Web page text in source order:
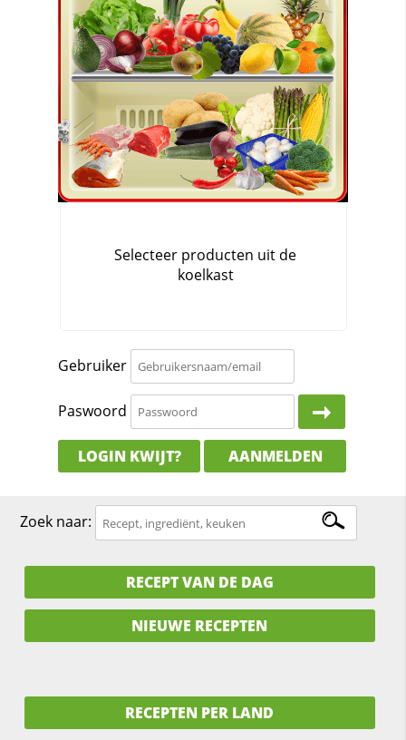
Gebruiker
Paswoord
LOGIN KWIJT? AANMELDEN
Zoek naar:
RECEPT VAN DE DAG
NIEUWE RECEPTEN
RECEPTEN PER LAND